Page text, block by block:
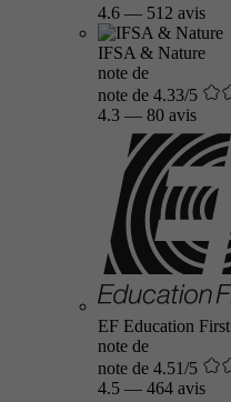
4.6 — 512 avis
IFSA & Nature
note de
note de 4.33/5
4.3 — 80 avis
EF Education First
note de
note de 4.51/5
4.5 — 464 avis